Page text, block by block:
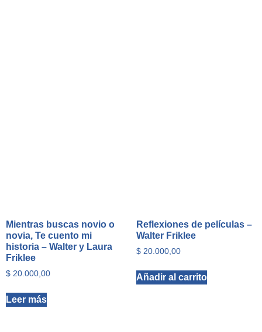
Mientras buscas novio o
novia, Te cuento mi
historia – Walter y Laura
Friklee
$ 20.000,00
Leer más
Reflexiones de películas –
Walter Friklee
$20.000,00
Añadir al carrito